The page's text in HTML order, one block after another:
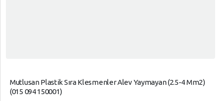
Mutlusan Plastik Sıra Klesmenler Alev Yaymayan (2.5-4 Mm2)
(015 094 150001)